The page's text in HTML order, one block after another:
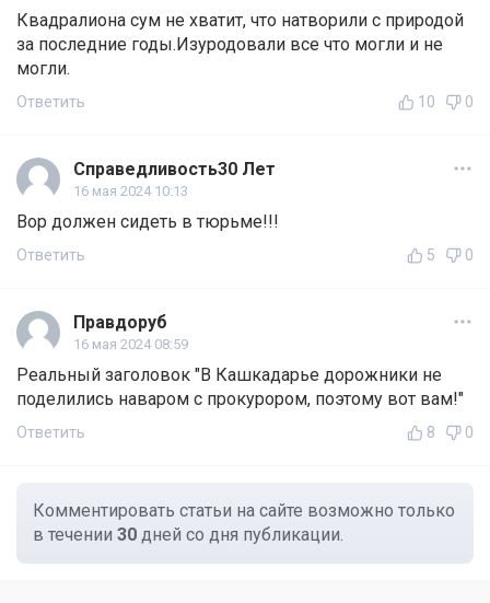
Квадралиона сум не хватит, что натворили с природой
за последние годы.Изуродовали все что могли и не
могли.
Ответить 10 0
Справедливость30 Лет
16 мая 2024 10:13
Вор должен сидеть в тюрьме!!!
Ответить 5 0
Правдоруб
16 мая 2024 08:59
Реальный заголовок "В Кашкадарье дорожники не
поделились наваром с прокурором, поэтому вот вам!"
Ответить 8 0
Комментировать статьи на сайте возможно только
в течении 30 дней со дня публикации.